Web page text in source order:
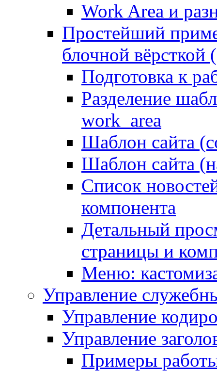
Work Area и
Простейший
блочной вёрсткой
Подготовка к
Разделение
work_area
Шаблон сайта
Шаблон сайта
Список
компонента
Детальный
страницы и
Меню:
Управление
Управление
Управление
Примеры